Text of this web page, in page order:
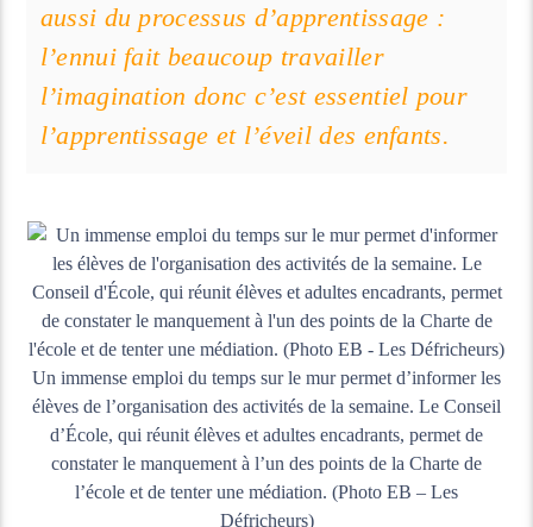
aussi du processus d’apprentissage :
l’ennui fait beaucoup travailler
l’imagination donc c’est essentiel pour
l’apprentissage et l’éveil des enfants.
Un immense emploi du temps sur le mur permet d’informer les
élèves de l’organisation des activités de la semaine. Le Conseil
d’École, qui réunit élèves et adultes encadrants, permet de
constater le manquement à l’un des points de la Charte de
l’école et de tenter une médiation. (Photo EB – Les
Défricheurs)